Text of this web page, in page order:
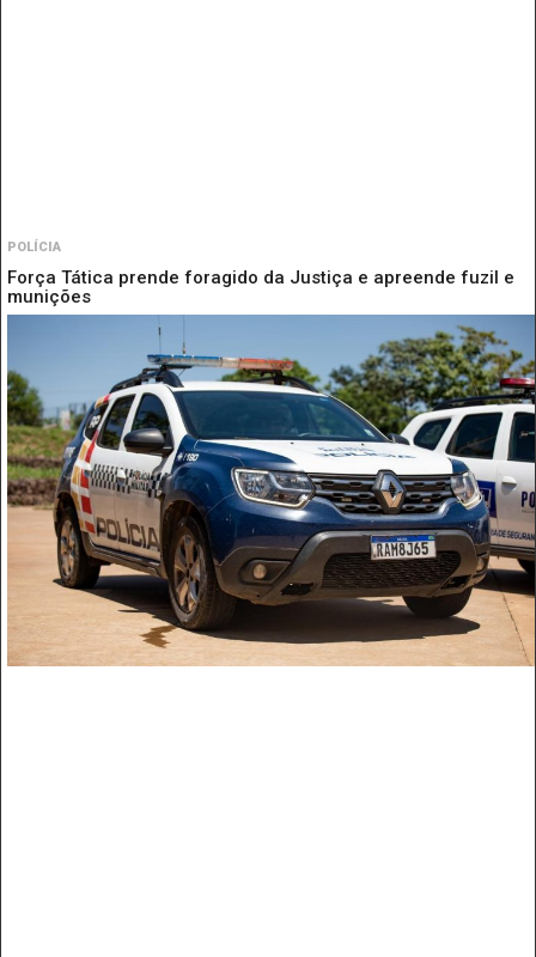
POLÍCIA
Força Tática prende foragido da Justiça e apreende fuzil e
munições